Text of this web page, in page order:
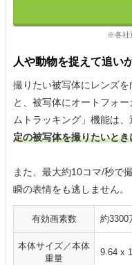
※各社
人や動物を捉えて追い
撮りたい被写体にレンズ
と、被写体にオートフォ
ムトラッキング」機能は、
定の被写体を撮りたいとき
また、最大約10コマ/秒で
瞬の表情をも逃しません。
有効画素数 約3300
本体サイズ／本体
重量
9.64 x